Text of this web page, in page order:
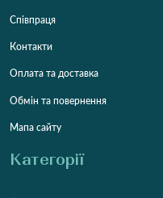
Співпраця
Контакти
Оплата та доставка
Обмін та повернення
Мапа сайту
Категорії